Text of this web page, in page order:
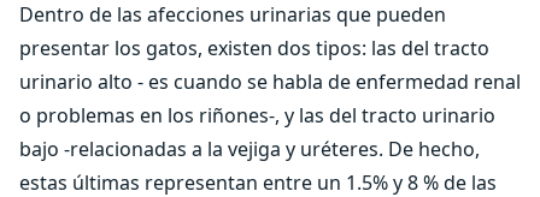
Dentro de las afecciones urinarias que pueden
presentar los gatos, existen dos tipos: las del tracto
urinario alto - es cuando se habla de enfermedad renal
o problemas en los riñones-, y las del tracto urinario
bajo -relacionadas a la vejiga y uréteres. De hecho,
estas últimas representan entre un 1.5% y 8 % de las